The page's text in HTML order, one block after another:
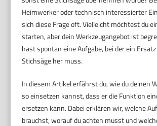
Heimwerker oder technisch interessierter
sich diese Frage oft. Vielleicht möchtest du
starten, aber dein Werkzeugangebot ist
hast spontan eine Aufgabe, bei der ein
Stichsäge her muss.
In diesem Artikel erfährst du, wie du deinen
so einsetzen kannst, dass er die Funktion
ersetzen kann. Dabei erklären wir, welche
brauchst, worauf du achten musst und